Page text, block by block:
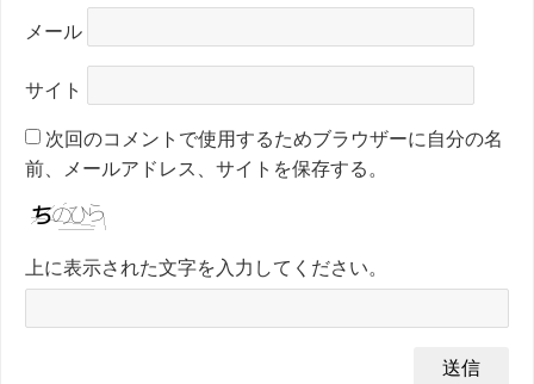
メール
サイト
次回のコメントで使用するためブラウザーに自分の名
前、メールアドレス、サイトを保存する。
上に表示された文字を入力してください。